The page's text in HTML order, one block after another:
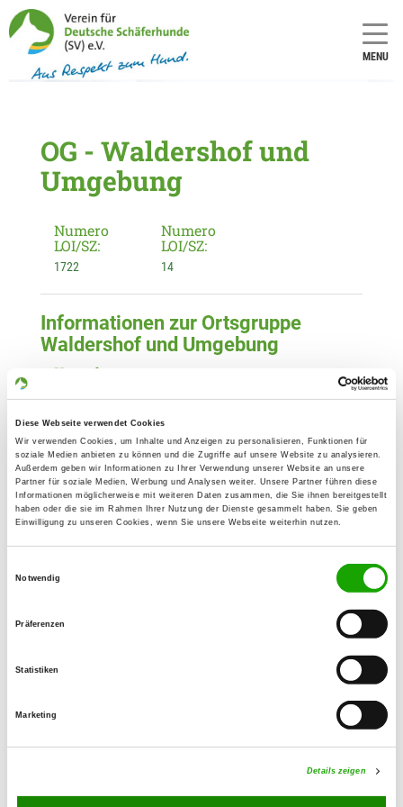
Diese Webseite verwendet Cookies
Wir verwenden Cookies, um Inhalte und Anzeigen zu personalisieren, Funktionen für
soziale Medien anbieten zu können und die Zugriffe auf unsere Website zu analysieren.
Außerdem geben wir Informationen zu Ihrer Verwendung unserer Website an unsere
Partner für soziale Medien, Werbung und Analysen weiter. Unsere Partner führen diese
Informationen möglicherweise mit weiteren Daten zusammen, die Sie ihnen bereitgestellt
haben oder die sie im Rahmen Ihrer Nutzung der Dienste gesammelt haben. Sie geben
Einwilligung zu unseren Cookies, wenn Sie unsere Webseite weiterhin nutzen.
Notwendig
Präferenzen
Statistiken
Marketing
Details zeigen
MENU
OG - Waldershof und
Umgebung
Numero
LOI/SZ:
1722
Numero
LOI/SZ:
14
Informationen zur Ortsgruppe
Waldershof und Umgebung
Kontakt:
Harald Zeitler
Etzenrichter Str. 23
92637 Weiden
Übungsplatz:
An der Wolfersreuther Str.
95679 Waldershof
Numero di telefono:
hd.zeitler@t-online.de
Angebot:
Übungszeiten im Sommer: